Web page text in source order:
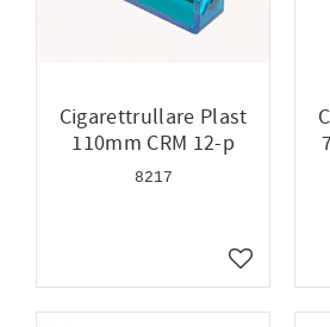
Cigarettrullare Plast
110mm CRM 12-p
8217
Lägg till i